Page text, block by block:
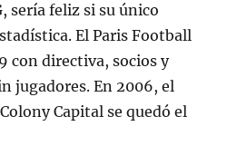
sería feliz si su único
El Paris Football
con directiva, socios y
jugadores. En 2006, el
Capital se quedó el